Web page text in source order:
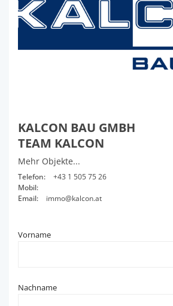
KALCON BAU GMBH
TEAM KALCON
Mehr Objekte...
Telefon:
+43 1 505 75 26
Mobil:
Email:
immo@kalcon.at
Vorname
Nachname